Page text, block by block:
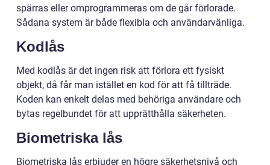
spärras eller omprogrammeras om de går förlorade.
Sådana system är både flexibla och användarvänliga.
Kodlås
Med kodlås är det ingen risk att förlora ett fysiskt
objekt, då får man istället en kod för att få tillträde.
Koden kan enkelt delas med behöriga användare och
bytas regelbundet för att upprätthålla säkerheten.
Biometriska lås
Biometriska lås erbjuder en högre säkerhetsnivå och